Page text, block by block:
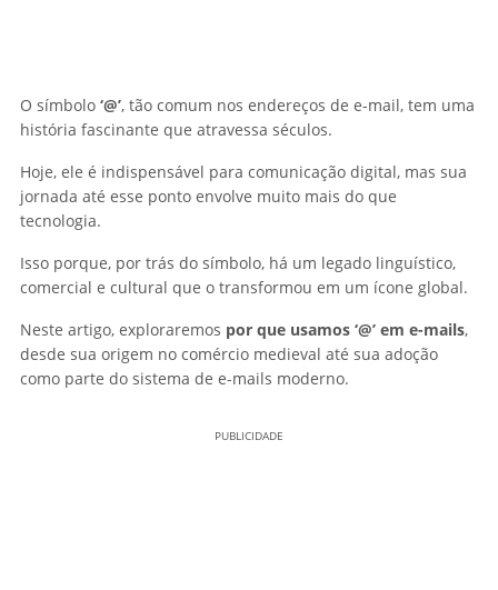
O símbolo ‘@’, tão comum nos endereços de e-mail, tem uma
história fascinante que atravessa séculos.
Hoje, ele é indispensável para comunicação digital, mas sua
jornada até esse ponto envolve muito mais do que
tecnologia.
Isso porque, por trás do símbolo, há um legado linguístico,
comercial e cultural que o transformou em um ícone global.
Neste artigo, exploraremos por que usamos ‘@’ em e-mails,
desde sua origem no comércio medieval até sua adoção
como parte do sistema de e-mails moderno.
PUBLICIDADE